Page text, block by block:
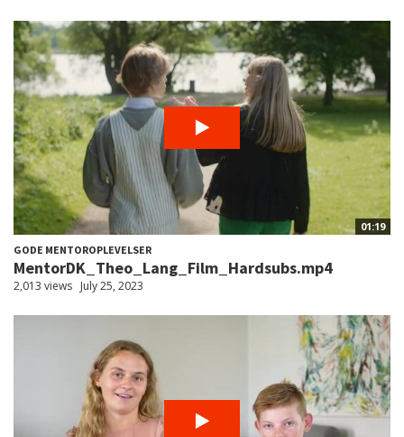
01:19
GODE MENTOROPLEVELSER
MentorDK_Theo_Lang_Film_Hardsubs.mp4
2,013 views July 25, 2023